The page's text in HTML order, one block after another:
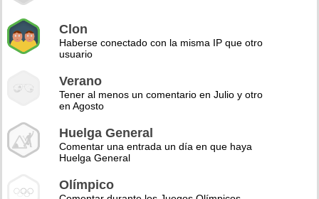
Clon
Haberse conectado con la misma IP que otro
usuario
Verano
Tener al menos un comentario en Julio y otro
en Agosto
Huelga General
Comentar una entrada un día en que haya
Huelga General
Olímpico